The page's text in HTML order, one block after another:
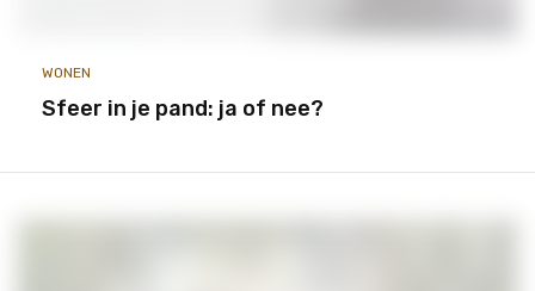
WONEN
Sfeer in je pand: ja of nee?